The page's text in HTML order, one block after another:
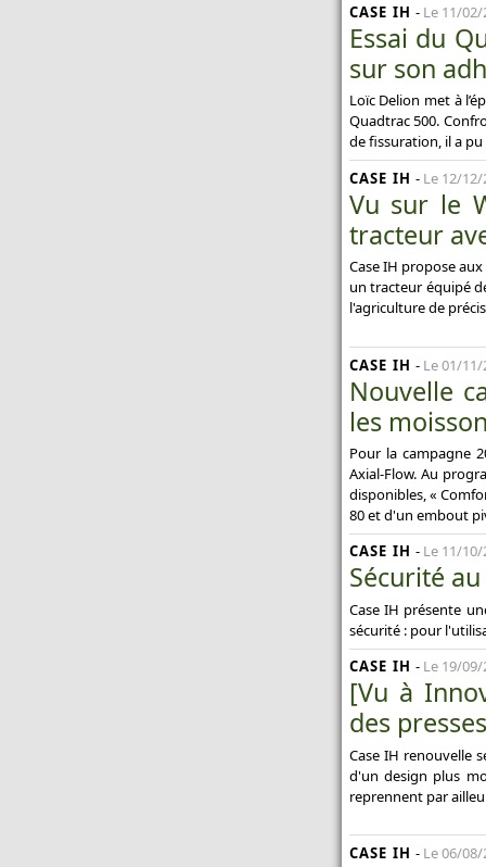
CASE IH - Le 11/02/
Essai du
sur son
Loïc Delion met à
Quadtrac 500.
de fissuration, il a
CASE IH - Le 12/12/
Vu sur le
tracteur
Case IH propose
un tracteur équipé
l'agriculture de
CASE IH - Le 01/11/
Nouvelle
les
Pour la campagne
Axial-Flow. Au
disponibles, «
80 et d'un embout
CASE IH - Le 11/10/
Sécurité
Case IH présente
sécurité : pour
CASE IH - Le 19/09/
[Vu à
des
Case IH renouvelle
d'un design plus
reprennent par
CASE IH - Le 06/08/